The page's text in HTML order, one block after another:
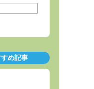
め記事